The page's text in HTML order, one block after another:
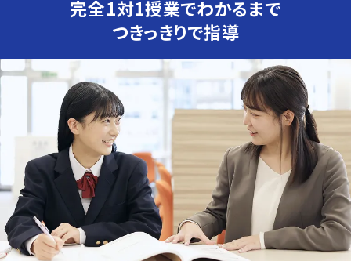
完全1対1授業でわかるまで
つきっきりで指導